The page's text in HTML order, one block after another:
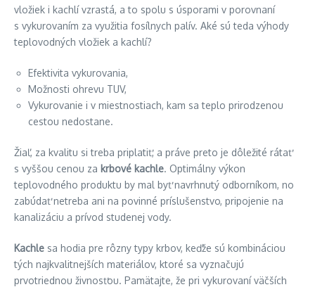
vložiek i kachlí vzrastá, a to spolu s úsporami v porovnaní
s vykurovaním za využitia fosílnych palív. Aké sú teda výhody
teplovodných vložiek a kachlí?
Efektivita vykurovania,
Možnosti ohrevu TUV,
Vykurovanie i v miestnostiach, kam sa teplo prirodzenou
cestou nedostane.
Žiaľ, za kvalitu si treba priplatiť, a práve preto je dôležité rátať
s vyššou cenou za krbové kachle. Optimálny výkon
teplovodného produktu by mal byť navrhnutý odborníkom, no
zabúdať netreba ani na povinné príslušenstvo, pripojenie na
kanalizáciu a prívod studenej vody.
Kachle sa hodia pre rôzny typy krbov, keďže sú kombináciou
tých najkvalitnejších materiálov, ktoré sa vyznačujú
prvotriednou živnosťou. Pamätajte, že pri vykurovaní väčších